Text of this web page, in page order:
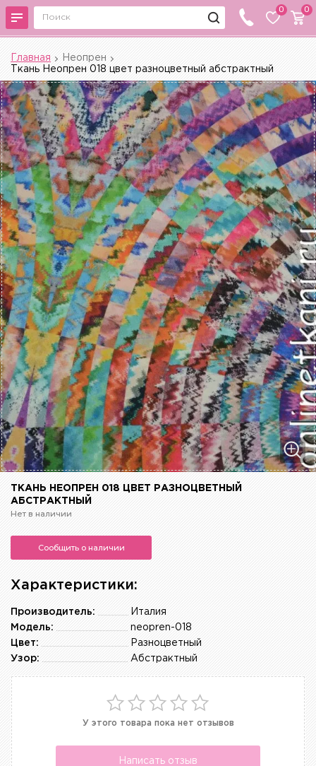
0 0
Главная
Неопрен
Ткань Неопрен 018 цвет разноцветный абстрактный
ТКАНЬ НЕОПРЕН 018 ЦВЕТ РАЗНОЦВЕТНЫЙ
АБСТРАКТНЫЙ
Нет в наличии
Сообщить о наличии
Характеристики:
Италия
Производитель:
neopren-018
Модель:
Разноцветный
Цвет:
Абстрактный
Узор:
У этого товара пока нет отзывов
Написать отзыв